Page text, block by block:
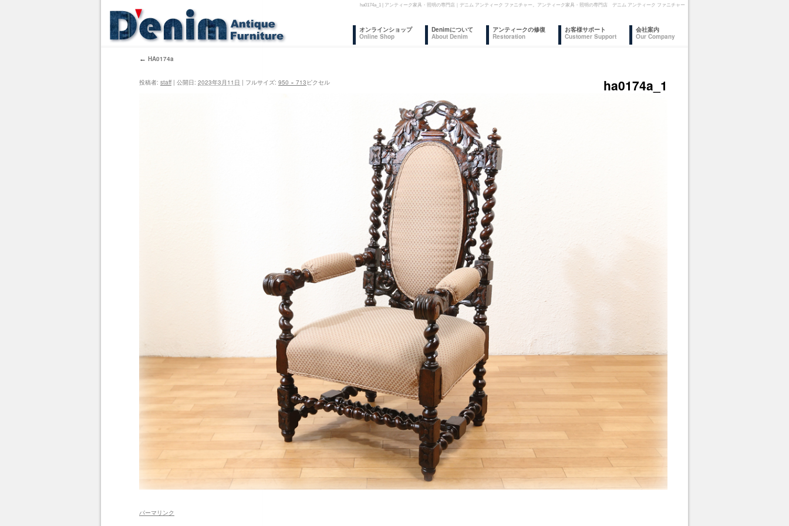
ha0174a_1 | アンティーク家具・照明の専門店｜デニム アンティーク ファニチャー。アンティーク家具・照明の専門店 デニム アンティーク ファニチャー
ン
オンラインショップ
Online Shop
Denimについて
About Denim
アンティークの修復
Restoration
お客様サポート
Customer Support
会社案内
Our Company
← HA0174a
ha0174a_1
投稿者: staff | 公開日: 2023年3月11日 | フルサイズ: 950 × 713 ピクセル
パーマリンク